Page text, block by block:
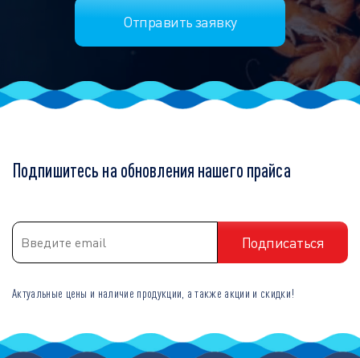
Подпишитесь на обновления нашего прайса
Актуальные цены и наличие продукции, а также акции и скидки!